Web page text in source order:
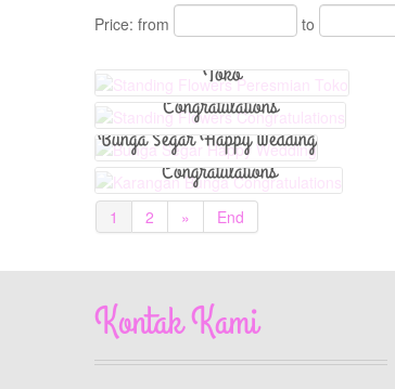
Price: from to
Standing Flowers Peresmian
Toko
Standing Flowers
Congratulations
Bunga Segar Happy Wedding
Karangan Bunga
Congratulations
1 2 » End
Kontak Kami